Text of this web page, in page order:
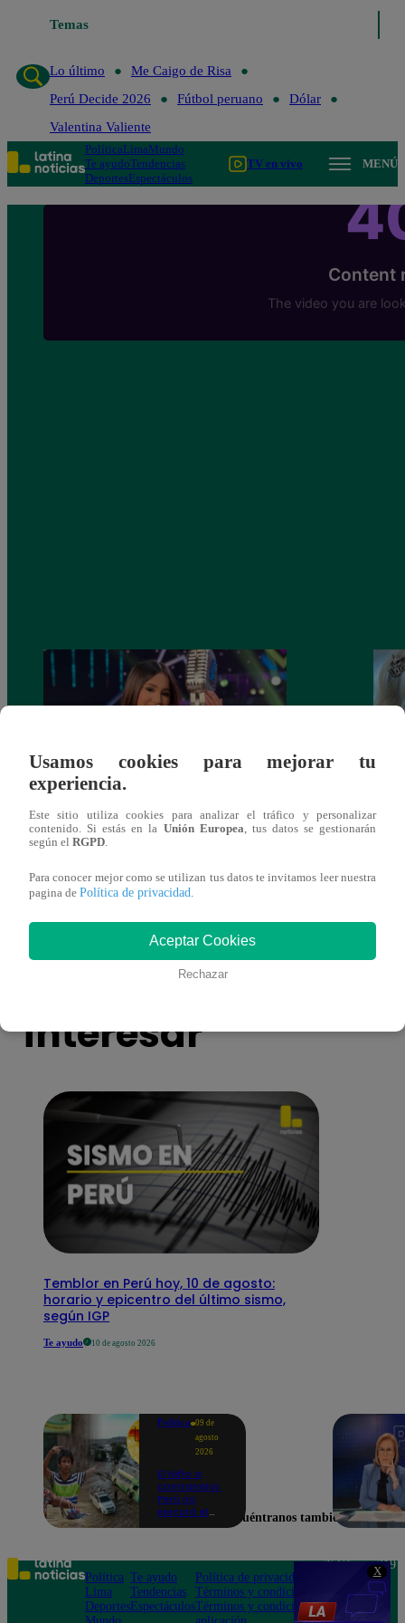
X
Temas
Lo último Me Caigo de Risa
Lo último
Me Caigo de Risa
Perú Decide 2026
Fútbol peruano
Dólar
Valentina Valiente
PolíticaLimaMundo
Te ayudoTendencias
DeportesEspectáculos
TV en vivo MENÚ
¡Imitadora de Laura Pausini se consagró
ganadora de Yo Soy: Nueva Generación!
También te puede
interesar
Temblor en Perú hoy, 10 de agosto:
horario y epicentro del último sismo,
según IGP
Te ayudo 10 de agosto 2026
Política 09 de
agosto
2026
El Niño a
contrarreloj:
Perú no
ejecutó el
inundaciones
en puntos
críticos de
ríos
Usamos cookies para mejorar tu
experiencia.
Este sitio utiliza cookies para analizar el tráfico y personalizar
contenido. Si estás en la Unión Europea , tus datos se gestionarán
según el RGPD
Para conocer mejor como se utilizan tus datos te invitamos leer nuestra
pagina de Política de privacidad
Aceptar Cookies
Rechazar
Encuéntranos también en
Política
Lima
Deportes
Te ayudo
Tendencias
Espectáculos
Política de privacidad
Términos y condiciones
Términos y condiciones
Teléfono: 219
Av. San
Felipe 968